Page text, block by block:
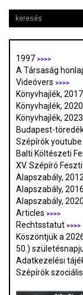
1997 >>>>
A Társaság
Videóvers >>>>
Könyvhajlék, 2017
Könyvhajlék, 2020
Könyvhajlék, 2023
Budapest-
Szépírók
Balti Költészeti
XV. Szépíró
Alapszabály,
Alapszabály, 2016
Alapszabály, 2020
Articles >>>>
Rechtsstatut >>>>
Köszöntjük a
50.)
Adatkezelési
Szépírók